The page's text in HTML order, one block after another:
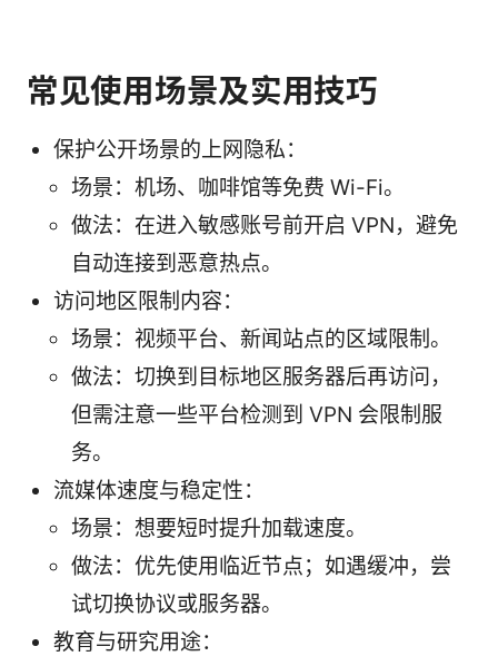
常见使用场景及实用技巧
保护公开场景的上网隐私：
场景：机场、咖啡馆等免费 Wi-Fi。
做法：在进入敏感账号前开启 VPN，避免
自动连接到恶意热点。
访问地区限制内容：
场景：视频平台、新闻站点的区域限制。
做法：切换到目标地区服务器后再访问，
但需注意一些平台检测到 VPN 会限制服
务。
流媒体速度与稳定性：
场景：想要短时提升加载速度。
做法：优先使用临近节点；如遇缓冲，尝
试切换协议或服务器。
教育与研究用途：